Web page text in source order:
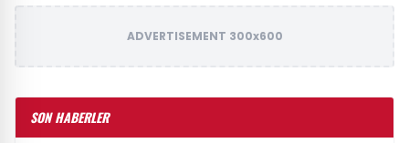
ADVERTISEMENT 300x600
SON HABERLER